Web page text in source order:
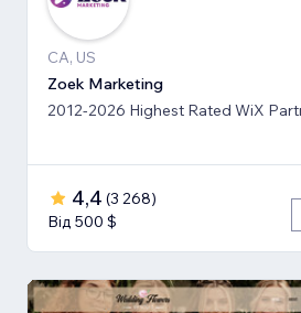
CA, US
Zoek Marketing
2012-2026 Highest Rated WiX
4,4 (3 268)
Від 500 $